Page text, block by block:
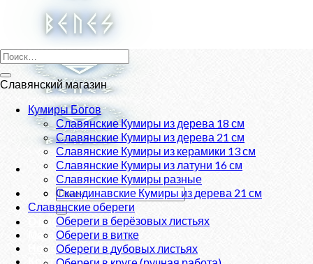
Искать:
О нас
Магазин
Новости
Контакты
Искать:
Славянский магазин
Кумиры Богов
Славянские Кумиры из дерева 18 см
Славянские Кумиры из дерева 21 см
Славянские Кумиры из керамики 13 см
Славянские Кумиры из латуни 16 см
Славянские Кумиры разные
Скандинавские Кумиры из дерева 21 см
Славянские обереги
Обереги в берёзовых листьях
Обереги в витке
Обереги в дубовых листьях